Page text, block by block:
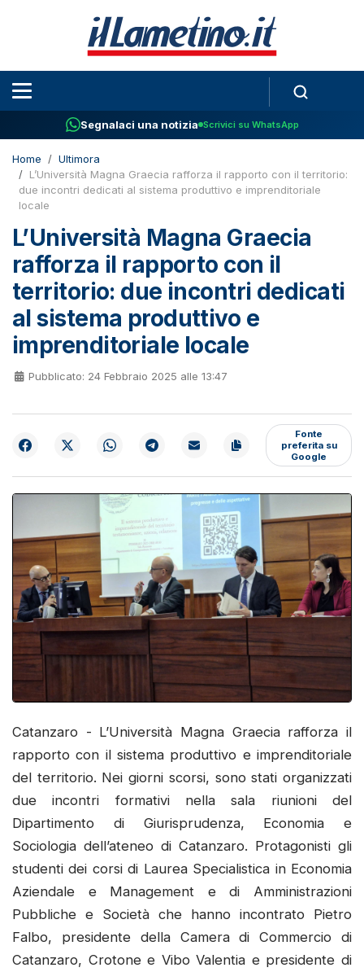
Segnalaci una notizia Scrivici su WhatsApp
Home
Ultimora
L’Università Magna Graecia rafforza il rapporto con il territorio:
due incontri dedicati al sistema produttivo e imprenditoriale
locale
L’Università Magna Graecia
rafforza il rapporto con il
territorio: due incontri dedicati
al sistema produttivo e
imprenditoriale locale
Pubblicato: 24 Febbraio 2025 alle 13:47
Fonte
preferita su
Google
Catanzaro - L’Università Magna Graecia rafforza il
rapporto con il sistema produttivo e imprenditoriale
del territorio. Nei giorni scorsi, sono stati organizzati
due incontri formativi nella sala riunioni del
Dipartimento di Giurisprudenza, Economia e
Sociologia dell’ateneo di Catanzaro. Protagonisti gli
studenti dei corsi di Laurea Specialistica in Economia
Aziendale e Management e di Amministrazioni
Pubbliche e Società che hanno incontrato Pietro
Falbo, presidente della Camera di Commercio di
Catanzaro, Crotone e Vibo Valentia e presidente di